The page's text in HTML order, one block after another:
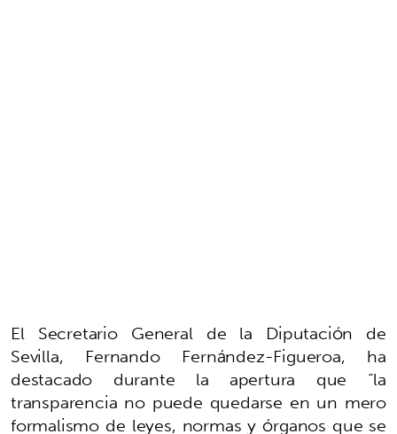
El Secretario General de la Diputación de
Sevilla, Fernando Fernández-Figueroa, ha
destacado durante la apertura que “la
transparencia no puede quedarse en un mero
formalismo de leyes, normas y órganos que se